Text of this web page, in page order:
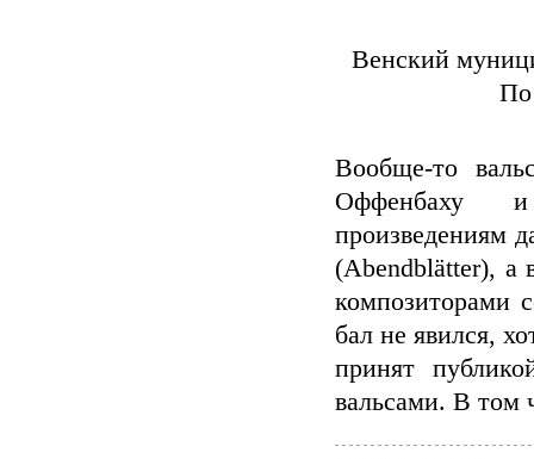
Венский
По
Вообще-то
Оффенбаху и
произведениям
(Abendblätter), а
композиторами
бал не явился,
принят
вальсами. В